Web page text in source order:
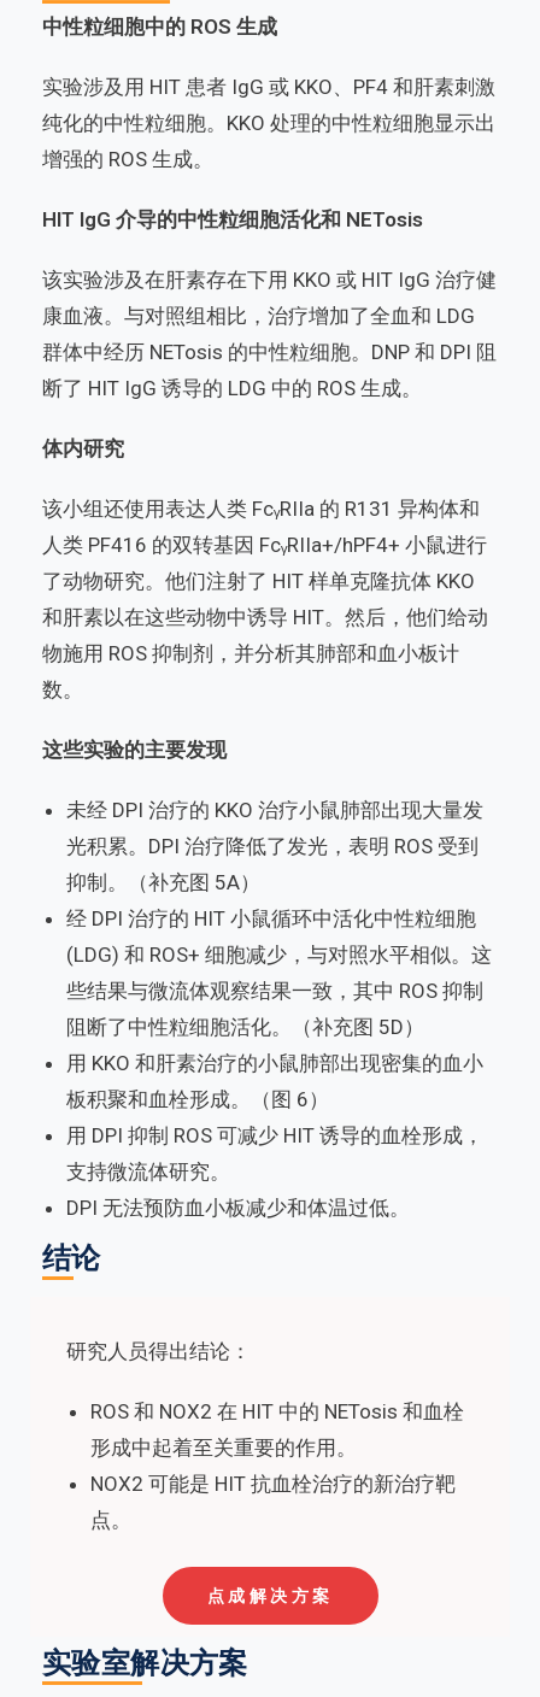
中性粒细胞中的 ROS 生成
实验涉及用 HIT 患者 IgG 或 KKO、PF4 和肝素刺激
纯化的中性粒细胞。KKO 处理的中性粒细胞显示出
增强的 ROS 生成。
HIT IgG 介导的中性粒细胞活化和 NETosis
该实验涉及在肝素存在下用 KKO 或 HIT IgG 治疗健
康血液。与对照组相比，治疗增加了全血和 LDG
群体中经历 NETosis 的中性粒细胞。DNP 和 DPI 阻
断了 HIT IgG 诱导的 LDG 中的 ROS 生成。
体内研究
该小组还使用表达人类 FcᵧRIIa 的 R131 异构体和
人类 PF416 的双转基因 FcᵧRIIa+/hPF4+ 小鼠进行
了动物研究。他们注射了 HIT 样单克隆抗体 KKO
和肝素以在这些动物中诱导 HIT。然后，他们给动
物施用 ROS 抑制剂，并分析其肺部和血小板计
数。
这些实验的主要发现
未经 DPI 治疗的 KKO 治疗小鼠肺部出现大量发
光积累。DPI 治疗降低了发光，表明 ROS 受到
抑制。（补充图 5A）
经 DPI 治疗的 HIT 小鼠循环中活化中性粒细胞
(LDG) 和 ROS+ 细胞减少，与对照水平相似。这
些结果与微流体观察结果一致，其中 ROS 抑制
阻断了中性粒细胞活化。（补充图 5D）
用 KKO 和肝素治疗的小鼠肺部出现密集的血小
板积聚和血栓形成。（图 6）
用 DPI 抑制 ROS 可减少 HIT 诱导的血栓形成，
支持微流体研究。
DPI 无法预防血小板减少和体温过低。
结论
研究人员得出结论：
ROS 和 NOX2 在 HIT 中的 NETosis 和血栓
形成中起着至关重要的作用。
NOX2 可能是 HIT 抗血栓治疗的新治疗靶
点。
点成解决方案
实验室解决方案